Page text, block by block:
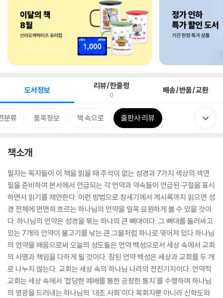
도서정보 리뷰/한줄평
0 배송/반품/교환
분류 품목정보 책 속으로 출판사 리뷰
책소개
필자는 독자들이 이 책을 읽을 때 주석이 없는 성경과 7가지 색상의 색연
필을 준비하여 본서에서 언급되는 각 언약과 약속들이 언급된 구절을 표시
하면서 읽기를 제안한다. 이런 방법으로 창세기에서 계시록까지 읽으면 성
경 전체에 면면히 흐르는 하나님의 언약을 일목 요원하게 볼 수 있을 것이
다. 하나님의 언약은 성경을 묶는 하나의 큰 뼈대이다. 그 뼈대를 둘러싸고
있는 7개의 언약이 물고기를 낚는 큰 그물처럼 하나로 엮어져 있다.하나님
의 언약을 배움으로써 오늘의 성도들은 언약 백성으로서 세상 속에서 교회
의 사명과 책임을 다하게 될 것이다. 참된 언약 백성은 세상과 교회를 두 개
로 나누지 않는다. 교회는 세상 속의 하나님 나라의 전진기지이다. 언약적
교회는 세상 속에서 '합당한 예배를 통한 공정한 통치'를 수행하며 하나님
의 영광을 드러내는 하나님의 '대조 사회'이다.목회자뿐 아니라 신학도와